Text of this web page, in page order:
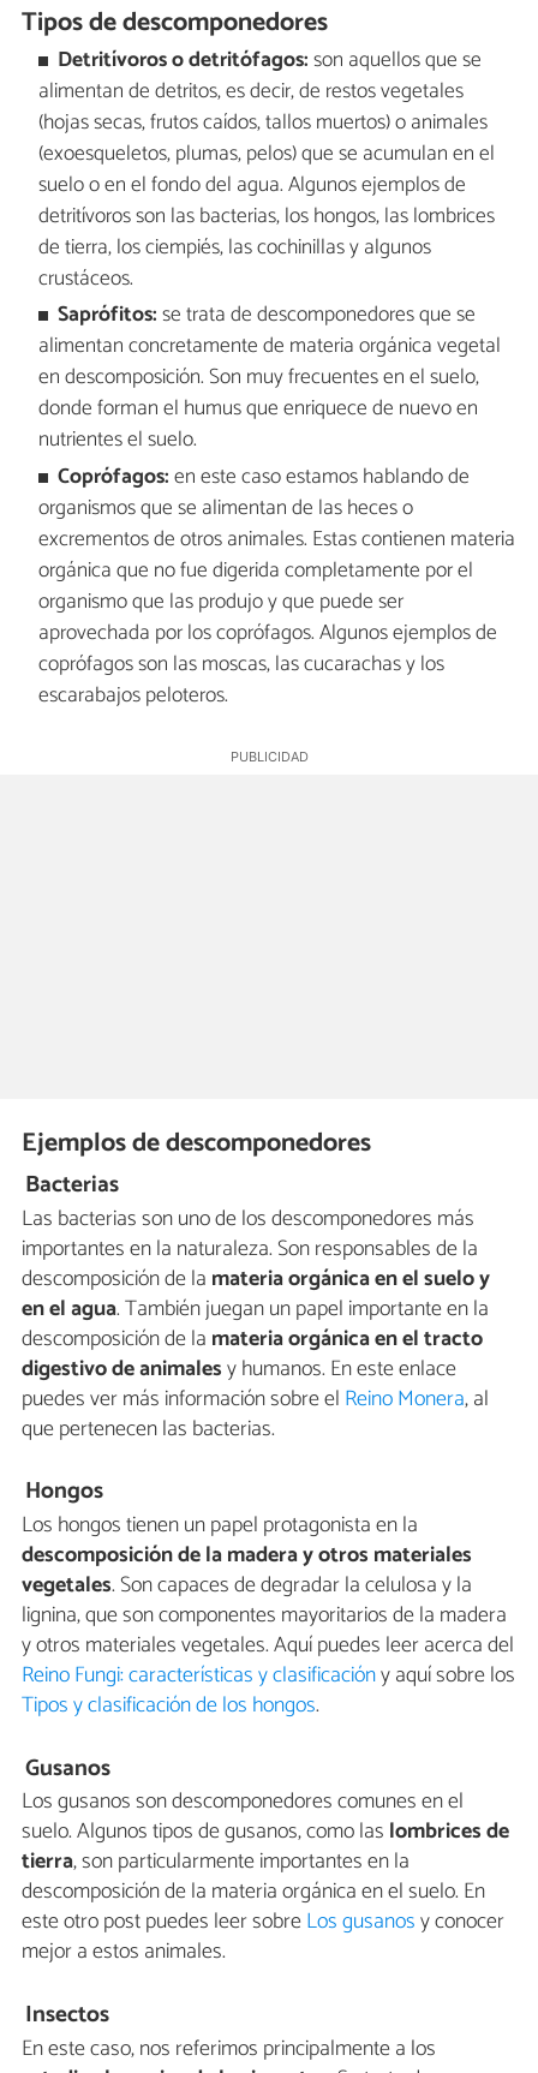
Tipos de descomponedores
Detritívoros o detritófagos:son aquellos que se
alimentan de detritos, es decir, de restos vegetales
(hojas secas, frutos caídos, tallos muertos) o animales
(exoesqueletos, plumas, pelos) que se acumulan en el
suelo o en el fondo del agua. Algunos ejemplos de
detritívoros son las bacterias, los hongos, las lombrices
de tierra, los ciempiés, las cochinillas y algunos
crustáceos.
Saprófitos:se trata de descomponedores que se
alimentan concretamente de materia orgánica vegetal
en descomposición. Son muy frecuentes en el suelo,
donde forman el humus que enriquece de nuevo en
nutrientes el suelo.
Coprófagos:en este caso estamos hablando de
organismos que se alimentan de las heces o
excrementos de otros animales. Estas contienen materia
orgánica que no fue digerida completamente por el
organismo que las produjo y que puede ser
aprovechada por los coprófagos. Algunos ejemplos de
coprófagos son las moscas, las cucarachas y los
escarabajos peloteros.
Ejemplos de descomponedores
Bacterias
Las bacterias son uno de los descomponedores más
importantes en la naturaleza. Son responsables de la
descomposición de la materia orgánica en el suelo y
en el agua. También juegan un papel importante en la
descomposición de la materia orgánica en el tracto
digestivo de animalesy humanos. En este enlace
puedes ver más información sobre el Reino Monera, al
que pertenecen las bacterias.
Hongos
Los hongos tienen un papel protagonista en la
descomposición de la madera y otros materiales
vegetales. Son capaces de degradar la celulosa y la
lignina, que son componentes mayoritarios de la madera
y otros materiales vegetales. Aquí puedes leer acerca del
Reino Fungi: características y clasificacióny aquí sobre los
Tipos y clasificación de los hongos.
Gusanos
Los gusanos son descomponedores comunes en el
suelo. Algunos tipos de gusanos, como las lombrices de
tierra, son particularmente importantes en la
descomposición de la materia orgánica en el suelo. En
este otro post puedes leer sobreLos gusanosy conocer
mejor a estos animales.
Insectos
En este caso, nos referimos principalmente a los